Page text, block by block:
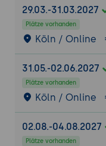
Koordination
Fallstudien
Auswirkungen
Lager- und
29.03.-31.03.2027
Plätze vorhanden
Köln / Online
31.05.-02.06.2027
Plätze vorhanden
Köln / Online
02.08.-04.08.2027
Plätze vorhanden